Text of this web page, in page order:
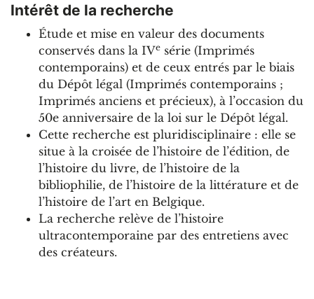
Intérêt de la recherche
Étude et mise en valeur des documents
conservés dans la IVe série (Imprimés
contemporains) et de ceux entrés par le biais
du Dépôt légal (Imprimés contemporains ;
Imprimés anciens et précieux), à l’occasion du
50e anniversaire de la loi sur le Dépôt légal.
Cette recherche est pluridisciplinaire : elle se
situe à la croisée de l’histoire de l’édition, de
l’histoire du livre, de l’histoire de la
bibliophilie, de l’histoire de la littérature et de
l’histoire de l’art en Belgique.
La recherche relève de l’histoire
ultracontemporaine par des entretiens avec
des créateurs.